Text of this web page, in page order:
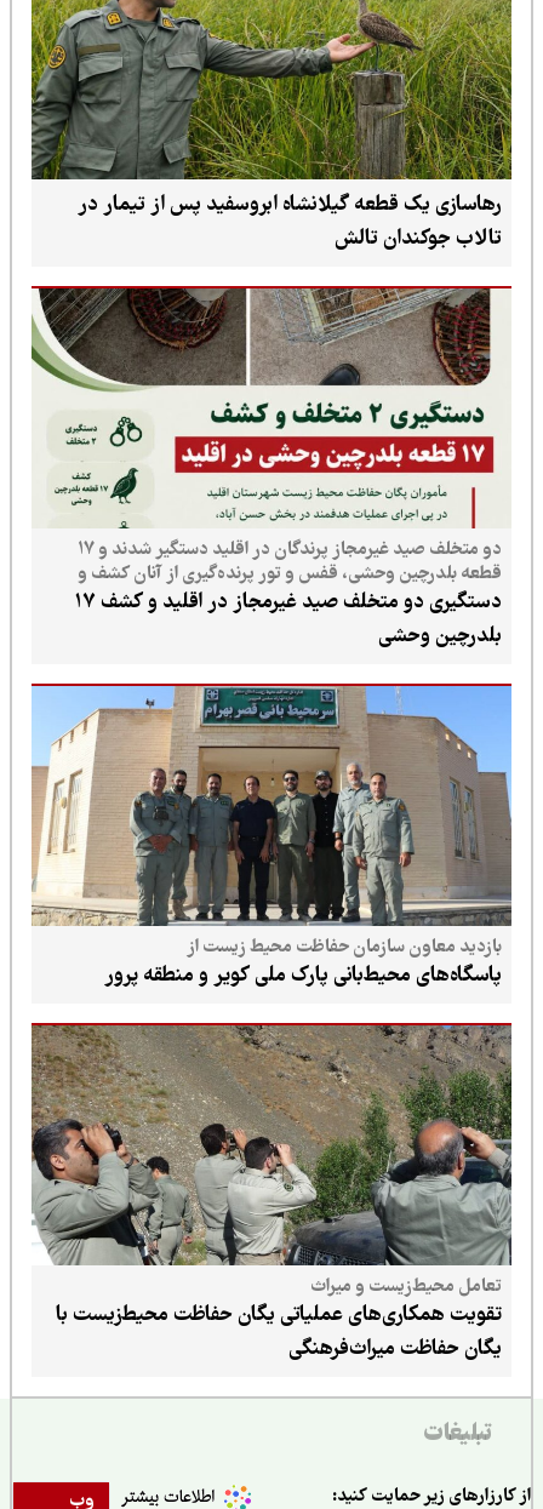
رهاسازی یک قطعه گیلانشاه ابروسفید پس از تیمار در
تالاب جوکندان تالش
دو متخلف صید غیرمجاز پرندگان در اقلید دستگیر شدند و ۱۷
قطعه بلدرچین وحشی، قفس و تور پرنده‌گیری از آنان کشف و
ضبط شد.
دستگیری دو متخلف صید غیرمجاز در اقلید و کشف ۱۷
بلدرچین وحشی
بازدید معاون سازمان حفاظت محیط زیست از
پاسگاه‌های محیط‌بانی پارک ملی کویر و منطقه پرور
تعامل محیط‌زیست و میراث
تقویت همکاری‌های عملیاتی یگان حفاظت محیط‌زیست با
یگان حفاظت میراث‌فرهنگی
تبلیغات
وب زیر حمایت کنید: